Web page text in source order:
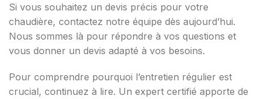
Si vous souhaitez un devis précis pour votre
chaudière, contactez notre équipe dès aujourd’hui.
Nous sommes là pour répondre à vos questions et
vous donner un devis adapté à vos besoins.
Pour comprendre pourquoi l’entretien régulier est
crucial, continuez à lire. Un expert certifié apporte de